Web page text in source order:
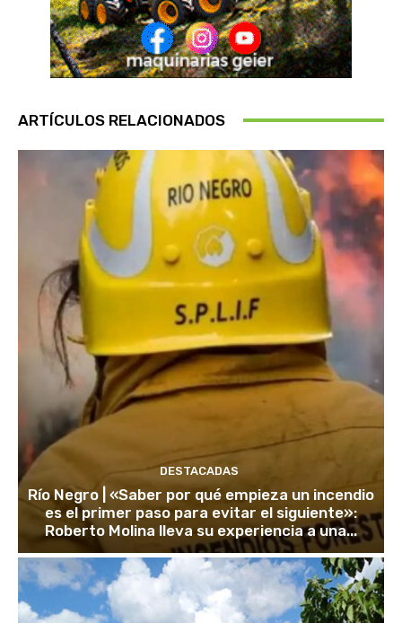
ARTÍCULOS RELACIONADOS
DESTACADAS
Río Negro | «Saber por qué empieza un incendio
es el primer paso para evitar el siguiente»:
Roberto Molina lleva su experiencia a una...